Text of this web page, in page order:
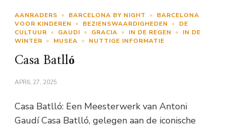
AANRADERS BARCELONA BY NIGHT
BARCELONA
VOOR KINDEREN
BEZIENSWAARDIGHEDEN
DE
CULTUUR
GAUDI GRACIA IN DE REGEN
IN DE
WINTER
MUSEA NUTTIGE INFORMATIE
Casa Batlló
APRIL 27, 2025
Casa Batlló: Een Meesterwerk van Antoni
Gaudí Casa Batlló, gelegen aan de iconische